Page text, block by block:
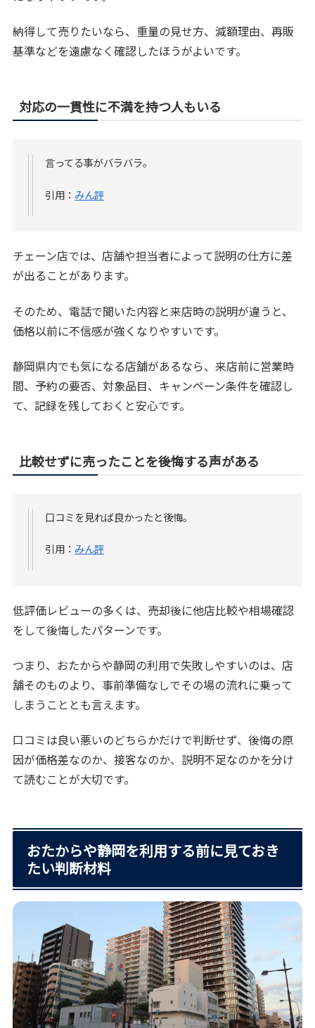
納得して売りたいなら、重量の見せ方、減額理由、再販
基準などを遠慮なく確認したほうがよいです。
対応の一貫性に不満を持つ人もいる
言ってる事がバラバラ。
引用： みん評
チェーン店では、店舗や担当者によって説明の仕方に差
が出ることがあります。
そのため、電話で聞いた内容と来店時の説明が違うと、
価格以前に不信感が強くなりやすいです。
静岡県内でも気になる店舗があるなら、来店前に営業時
間、予約の要否、対象品目、キャンペーン条件を確認し
て、記録を残しておくと安心です。
比較せずに売ったことを後悔する声がある
口コミを見れば良かったと後悔。
引用： みん評
低評価レビューの多くは、売却後に他店比較や相場確認
をして後悔したパターンです。
つまり、おたからや静岡の利用で失敗しやすいのは、店
舗そのものより、事前準備なしでその場の流れに乗って
しまうこととも言えます。
口コミは良い悪いのどちらかだけで判断せず、後悔の原
因が価格差なのか、接客なのか、説明不足なのかを分け
て読むことが大切です。
おたからや静岡を利用する前に見ておき
たい判断材料